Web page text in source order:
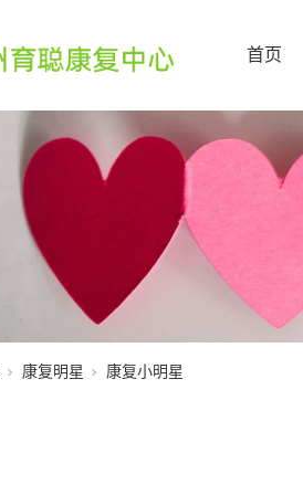
首页
康复明星 康复小明星